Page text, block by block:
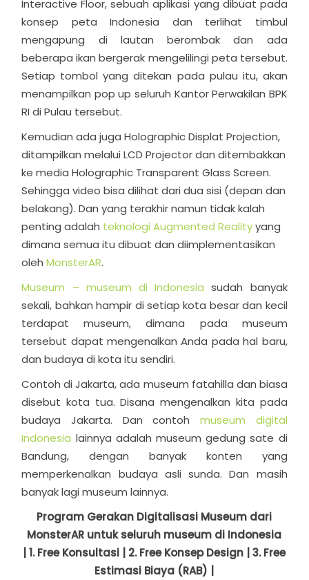
Interactive Floor, sebuah aplikasi yang dibuat pada
konsep peta Indonesia dan terlihat timbul
mengapung di lautan berombak dan ada
beberapa ikan bergerak mengelilingi peta tersebut.
Setiap tombol yang ditekan pada pulau itu, akan
menampilkan pop up seluruh Kantor Perwakilan BPK
RI di Pulau tersebut.
Kemudian ada juga Holographic Displat Projection,
ditampilkan melalui LCD Projector dan ditembakkan
ke media Holographic Transparent Glass Screen.
Sehingga video bisa dilihat dari dua sisi (depan dan
belakang). Dan yang terakhir namun tidak kalah
penting adalah teknologi Augmented Realityyang
dimana semua itu dibuat dan diimplementasikan
olehMonsterAR.
Museum – museum di Indonesia sudah banyak
sekali, bahkan hampir di setiap kota besar dan kecil
terdapat museum, dimana pada museum
tersebut dapat mengenalkan Anda pada hal baru,
dan budaya di kota itu sendiri.
Contoh di Jakarta, ada museum fatahilla dan biasa
disebut kota tua. Disana mengenalkan kita pada
budaya Jakarta. Dan contoh museum digital
Indonesia lainnya adalah museum gedung sate di
Bandung, dengan banyak konten yang
memperkenalkan budaya asli sunda. Dan masih
banyak lagi museum lainnya.
Program Gerakan Digitalisasi Museum dari
MonsterAR untuk seluruh museum di Indonesia
| 1. Free Konsultasi | 2. Free Konsep Design | 3. Free
Estimasi Biaya (RAB) |